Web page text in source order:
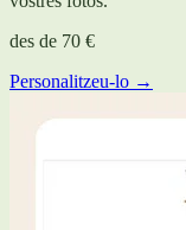
des de 70 €
Personalitzeu-lo →